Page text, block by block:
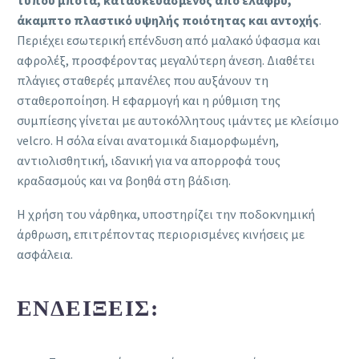
άκαμπτο πλαστικό υψηλής ποιότητας και αντοχής.
Περιέχει εσωτερική επένδυση από μαλακό ύφασμα και
αφρολέξ, προσφέροντας μεγαλύτερη άνεση. Διαθέτει
πλάγιες σταθερές μπανέλες που αυξάνουν τη
σταθεροποίηση. Η εφαρμογή και η ρύθμιση της
συμπίεσης γίνεται με αυτοκόλλητους ιμάντες με κλείσιμο
velcro. Η σόλα είναι ανατομικά διαμορφωμένη,
αντιολισθητική, ιδανική για να απορροφά τους
κραδασμούς και να βοηθά στη βάδιση.
Η χρήση του νάρθηκα, υποστηρίζει την ποδοκνημική
άρθρωση, επιτρέποντας περιορισμένες κινήσεις με
ασφάλεια.
ΕΝΔΕΊΞΕΙΣ: